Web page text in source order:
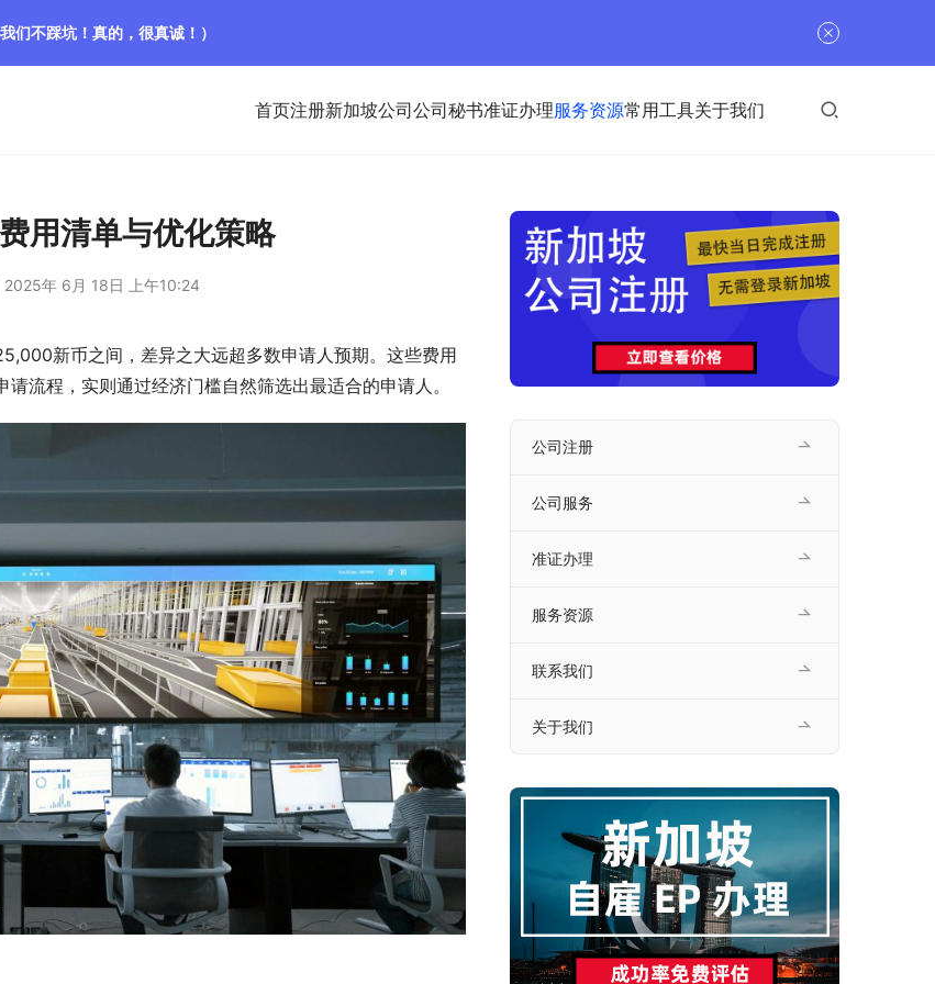
首页注册新加坡公司公司秘书准证办理服务资源常用工具关于我们
用清单与优化策略
2025年 6月 18日 上午10:24
新币之间，差异之大远超多数申请人预期。这些费用
流程，实则通过经济门槛自然筛选出最适合的申请人。
公司注册
公司服务
准证办理
服务资源
联系我们
关于我们
们不踩坑！真的，很真诚！）